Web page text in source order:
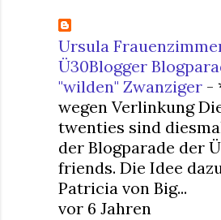
Ursula
Ü30Blogger
"wilden" Zwanziger -
wegen Verlinkung
twenties sind
der Blogparade der
friends. Die Idee
Patricia von Big...
vor 6 Jahren